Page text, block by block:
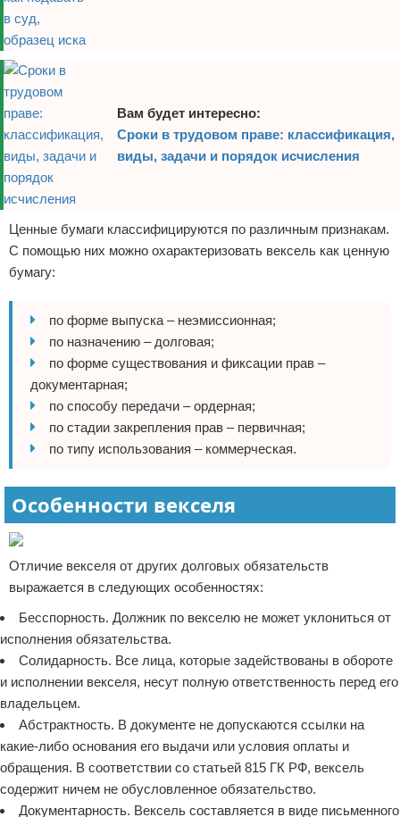
Вам будет интересно:
Сроки в трудовом праве: классификация,
виды, задачи и порядок исчисления
Ценные бумаги классифицируются по различным признакам.
С помощью них можно охарактеризовать вексель как ценную
бумагу:
по форме выпуска – неэмиссионная;
по назначению – долговая;
по форме существования и фиксации прав –
документарная;
по способу передачи – ордерная;
по стадии закрепления прав – первичная;
по типу использования – коммерческая.
Особенности векселя
Отличие векселя от других долговых обязательств
выражается в следующих особенностях:
Бесспорность. Должник по векселю не может уклониться от
исполнения обязательства.
Солидарность. Все лица, которые задействованы в обороте
и исполнении векселя, несут полную ответственность перед его
владельцем.
Абстрактность. В документе не допускаются ссылки на
какие-либо основания его выдачи или условия оплаты и
обращения. В соответствии со статьей 815 ГК РФ, вексель
содержит ничем не обусловленное обязательство.
Документарность. Вексель составляется в виде письменного